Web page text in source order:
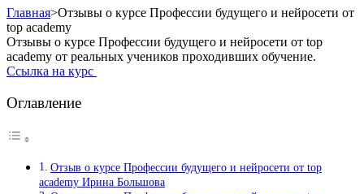
Главная>Отзывы о курсе Профессии будущего и нейросети от
top academy
Отзывы о курсе Профессии будущего и нейросети от top
academy от реальных учеников проходивших обучение.
Ссылка на курс
Оглавление
Отзыв о курсе Профессии будущего и нейросети от top
academy Ирина Большова